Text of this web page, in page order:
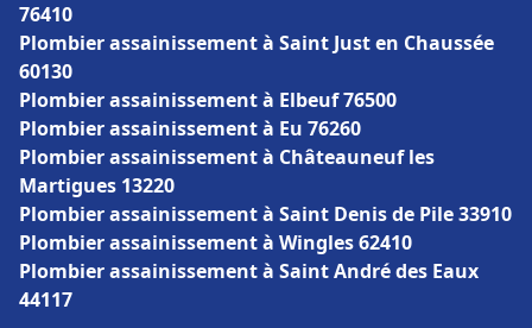
76410
Plombier assainissement à Saint Just en Chaussée
60130
Plombier assainissement à Elbeuf 76500
Plombier assainissement à Eu 76260
Plombier assainissement à Châteauneuf les
Martigues 13220
Plombier assainissement à Saint Denis de Pile 33910
Plombier assainissement à Wingles 62410
Plombier assainissement à Saint André des Eaux
44117